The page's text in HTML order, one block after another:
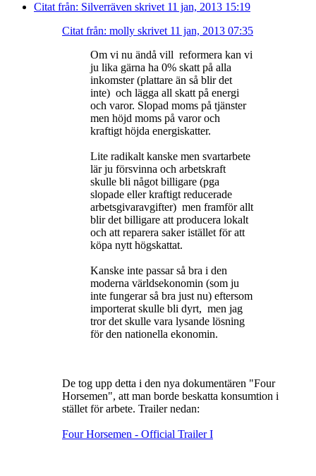
Citat från: Silverräven skrivet 11 jan, 2013 15:19
Citat från: molly skrivet 11 jan, 2013 07:35
Om vi nu ändå vill reformera kan vi
ju lika gärna ha 0% skatt på alla
inkomster (plattare än så blir det
inte) och lägga all skatt på energi
och varor. Slopad moms på tjänster
men höjd moms på varor och
kraftigt höjda energiskatter.
Lite radikalt kanske men svartarbete
lär ju försvinna och arbetskraft
skulle bli något billigare (pga
slopade eller kraftigt reducerade
arbetsgivaravgifter) men framför allt
blir det billigare att producera lokalt
och att reparera saker istället för att
köpa nytt högskattat.
Kanske inte passar så bra i den
moderna världsekonomin (som ju
inte fungerar så bra just nu) eftersom
importerat skulle bli dyrt, men jag
tror det skulle vara lysande lösning
för den nationella ekonomin.
De tog upp detta i den nya dokumentären "Four
Horsemen", att man borde beskatta konsumtion i
stället för arbete. Trailer nedan:
Four Horsemen - Official Trailer I